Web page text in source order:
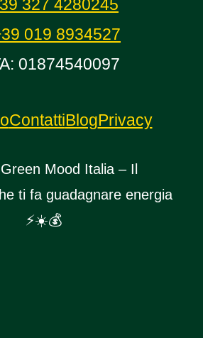
327 4280245
019 8934527
01874540097
ContattiBlogPrivacy
Mood Italia – Il
ti fa guadagnare energia
⚡☀️💰